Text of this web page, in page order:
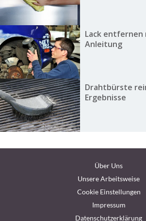
Lack entfernen
Anleitung
Drahtbürste
Ergebnisse
Über Uns
Unsere Arbeitsweise
Cookie Einstellungen
Impressum
Datenschutzerklärung